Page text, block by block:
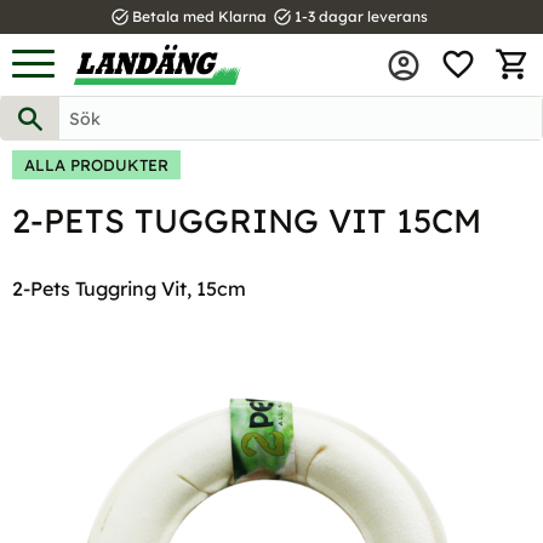
Meny
task_alt Betala med Klarna task_alt 1-3 dagar leverans
ALLA PRODUKTER
2-PETS TUGGRING VIT 15CM
2-Pets Tuggring Vit, 15cm